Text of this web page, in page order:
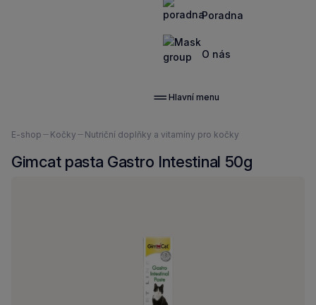
Poradna
O nás
Hlavní menu
Nacházíte
zde:
E-shop Kočky Nutriční doplňky a vitamíny pro kočky
Gimcat pasta Gastro Intestinal 50g